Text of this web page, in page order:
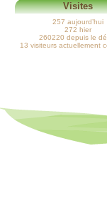
Visites
257 aujourd’hui
272 hier
260220 depuis le
13 visiteurs actuellement